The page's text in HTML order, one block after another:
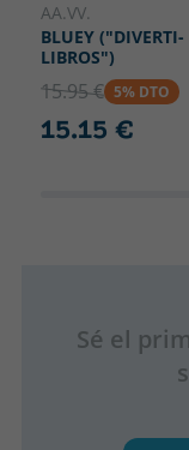
AA.VV.
BLUEY ("DIVERTI-
LIBROS")
15.95 € 5% DTO
15.15 €
Sé el